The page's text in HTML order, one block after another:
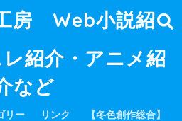
房 Web小説紹
紹介・アニメ紹
など
リー リンク 【冬色創作総合】